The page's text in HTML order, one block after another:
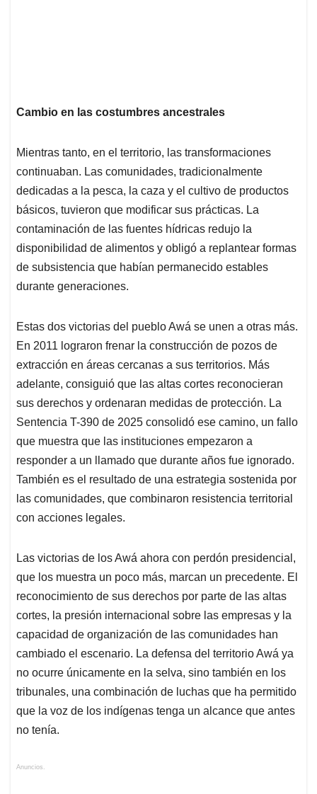
Cambio en las costumbres ancestrales
Mientras tanto, en el territorio, las transformaciones
continuaban. Las comunidades, tradicionalmente
dedicadas a la pesca, la caza y el cultivo de productos
básicos, tuvieron que modificar sus prácticas. La
contaminación de las fuentes hídricas redujo la
disponibilidad de alimentos y obligó a replantear formas
de subsistencia que habían permanecido estables
durante generaciones.
Estas dos victorias del pueblo Awá se unen a otras más.
En 2011 lograron frenar la construcción de pozos de
extracción en áreas cercanas a sus territorios. Más
adelante, consiguió que las altas cortes reconocieran
sus derechos y ordenaran medidas de protección. La
Sentencia T-390 de 2025 consolidó ese camino, un fallo
que muestra que las instituciones empezaron a
responder a un llamado que durante años fue ignorado.
También es el resultado de una estrategia sostenida por
las comunidades, que combinaron resistencia territorial
con acciones legales.
Las victorias de los Awá ahora con perdón presidencial,
que los muestra un poco más, marcan un precedente. El
reconocimiento de sus derechos por parte de las altas
cortes, la presión internacional sobre las empresas y la
capacidad de organización de las comunidades han
cambiado el escenario. La defensa del territorio Awá ya
no ocurre únicamente en la selva, sino también en los
tribunales, una combinación de luchas que ha permitido
que la voz de los indígenas tenga un alcance que antes
no tenía.
Anuncios.